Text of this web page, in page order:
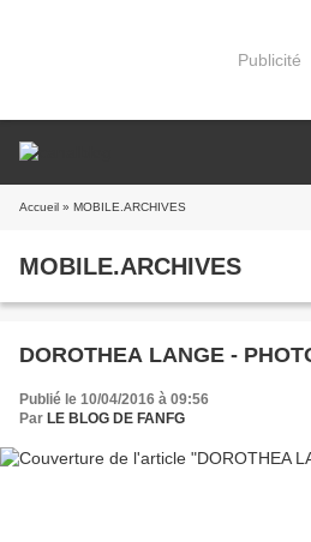
Publicité
Accueil » MOBILE.ARCHIVES
MOBILE.ARCHIVES
DOROTHEA LANGE -
Publié le 10/04/2016 à 09:56
Par LE BLOG DE FANFG